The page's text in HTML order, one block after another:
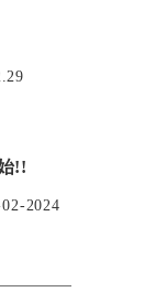
!!
2024